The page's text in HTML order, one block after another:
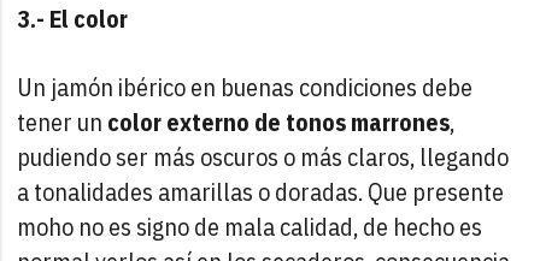
3.- El color
Un jamón ibérico en buenas condiciones debe
tener un color externo de tonos marrones,
pudiendo ser más oscuros o más claros, llegando
a tonalidades amarillas o doradas. Que presente
moho no es signo de mala calidad, de hecho es